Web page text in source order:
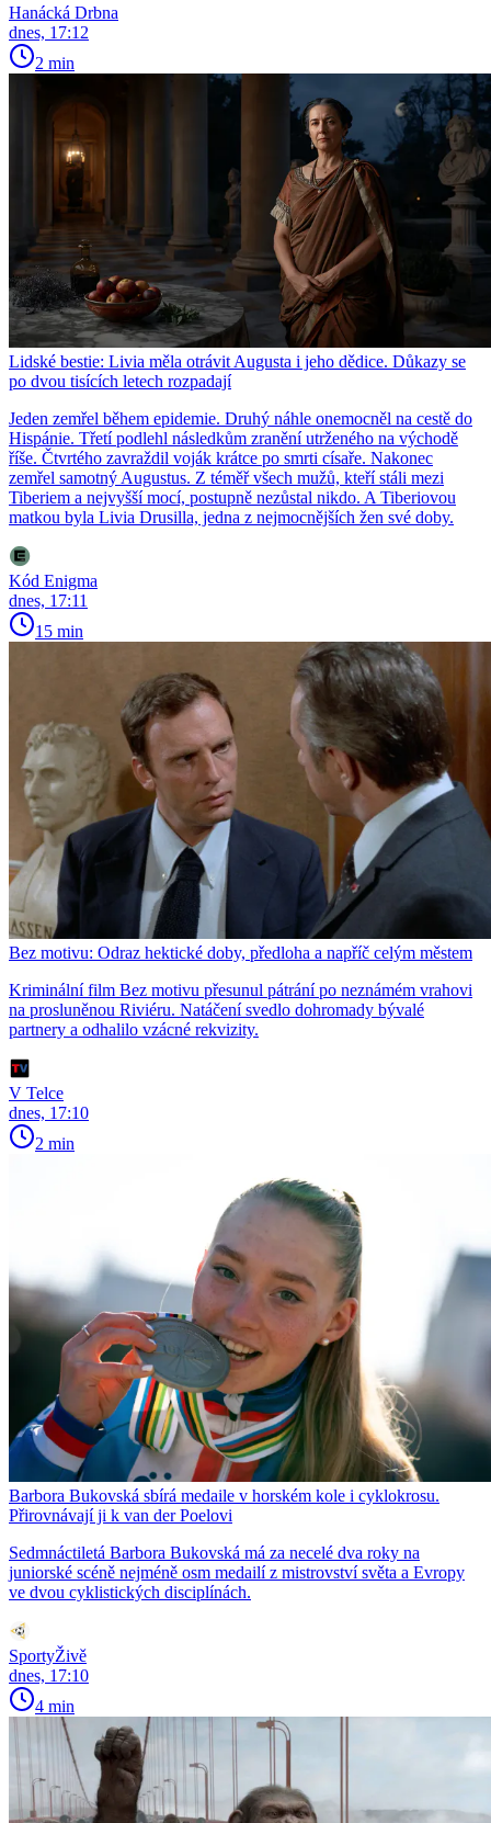
Hanácká Drbna
dnes, 17:12
2 min
Lidské bestie: Livia měla otrávit Augusta i jeho dědice. Důkazy se
po dvou tisících letech rozpadají
Jeden zemřel během epidemie. Druhý náhle onemocněl na cestě do
Hispánie. Třetí podlehl následkům zranění utrženého na východě
říše. Čtvrtého zavraždil voják krátce po smrti císaře. Nakonec
zemřel samotný Augustus. Z téměř všech mužů, kteří stáli mezi
Tiberiem a nejvyšší mocí, postupně nezůstal nikdo. A Tiberiovou
matkou byla Livia Drusilla, jedna z nejmocnějších žen své doby.
Kód Enigma
dnes, 17:11
15 min
Bez motivu: Odraz hektické doby, předloha a napříč celým městem
Kriminální film Bez motivu přesunul pátrání po neznámém vrahovi
na prosluněnou Riviéru. Natáčení svedlo dohromady bývalé
partnery a odhalilo vzácné rekvizity.
V Telce
dnes, 17:10
2 min
Barbora Bukovská sbírá medaile v horském kole i cyklokrosu.
Přirovnávají ji k van der Poelovi
Sedmnáctiletá Barbora Bukovská má za necelé dva roky na
juniorské scéně nejméně osm medailí z mistrovství světa a Evropy
ve dvou cyklistických disciplínách.
SportyŽivě
dnes, 17:10
4 min